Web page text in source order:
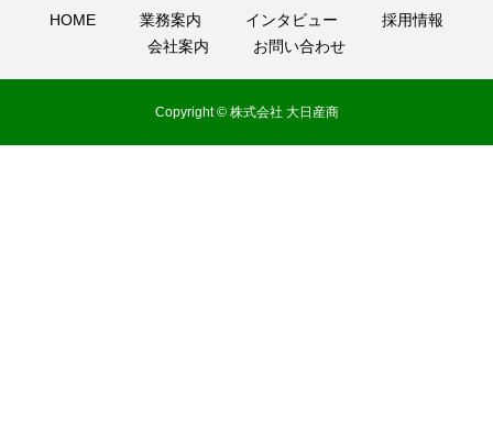
HOME 業務案内 インタビュー
採用情報
会社案内
お問い合わせ
Copyright © 株式会社 大日産商